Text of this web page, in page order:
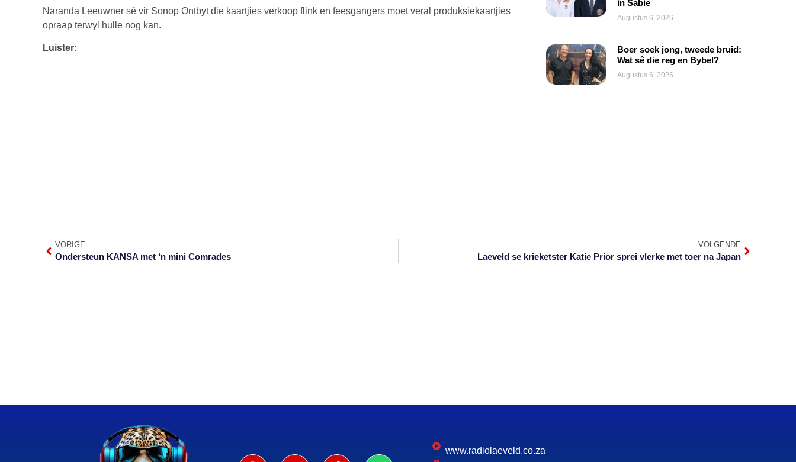
Naranda Leeuwner sê vir Sonop Ontbyt die kaartjies verkoop flink en feesgangers moet veral produksiekaartjies
opraap terwyl hulle nog kan.
Luister:
in Sabie
Augustus 6, 2026
Boer soek jong, tweede bruid:
Wat sê die reg en Bybel?
Augustus 6, 2026
VORIGE
Ondersteun KANSA met ‘n mini Comrades
VOLGENDE
Laeveld se krieketster Katie Prior sprei vlerke met toer na Japan
www.radiolaeveld.co.za